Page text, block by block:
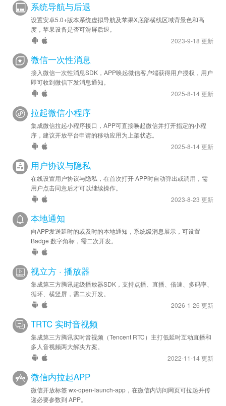
系统导航与后退
设置安卓5.0+版本系统虚拟导航及苹果X底部横线区域背景色和高
度，苹果设备是否可滑屏后退。
2023-9-18 更新
微信一次性消息
接入微信一次性消息SDK，APP唤起微信客户端获得用户授权，用户
即可收到微信下发消息通知。
2025-8-14 更新
拉起微信小程序
集成微信拉起小程序接口，APP可直接唤起微信并打开指定的小程
序，建议开放平台申请的移动应用为上架状态。
2025-8-14 更新
用户协议与隐私
在线设置用户协议与隐私，在首次打开 APP时自动弹出或调用，需
用户点击同意后才可以继续操作。
2023-8-23 更新
本地通知
向APP发送延时的或及时的本地通知，系统级消息展示，可设置
Badge 数字角标，需二次开发。
视立方 · 播放器
集成第三方腾讯超级播放器SDK，支持点播、直播、倍速、多码率、
循环、横竖屏，需二次开发。
2026-1-26 更新
TRTC 实时音视频
集成第三方腾讯实时音视频（Tencent RTC）主打低延时互动直播和
多人音视频两大解决方案。
2022-11-14 更新
微信内拉起APP
微信开放标签 wx-open-launch-app，在微信内访问网页可拉起并传
递必要参数到 APP。